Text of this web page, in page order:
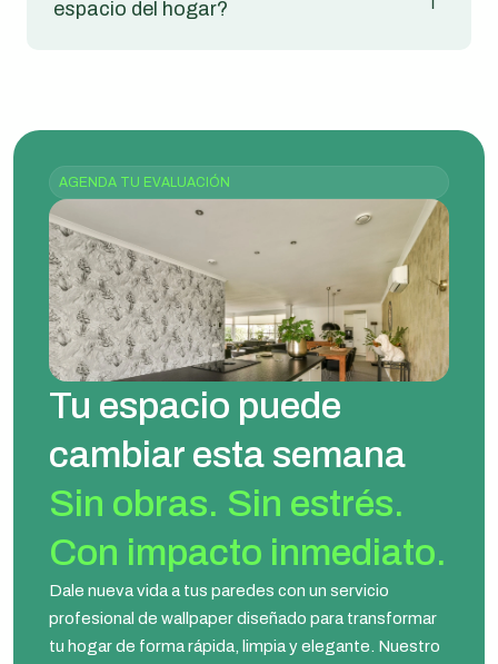
espacio del hogar?
AGENDA TU EVALUACIÓN
Tu espacio puede
cambiar esta semana
Sin obras. Sin estrés.
Con impacto inmediato.
Dale nueva vida a tus paredes con un servicio
profesional de wallpaper diseñado para transformar
tu hogar de forma rápida, limpia y elegante. Nuestro